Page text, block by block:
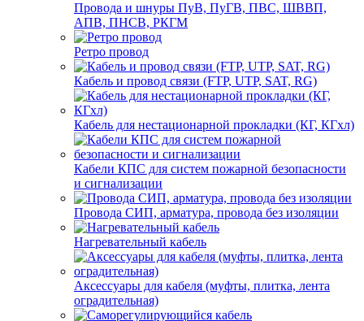
Провода и шнуры ПуВ, ПуГВ, ПВС, ШВВП,
АПВ, ПНСВ, РКГМ
Ретро провод
Кабель и провод связи (FTP, UTP, SAT, RG)
Кабель для нестационарной прокладки (КГ, КГхл)
Кабели КПС для систем пожарной безопасности
и сигнализации
Провода СИП, арматура, провода без изоляции
Нагревательный кабель
Аксессуары для кабеля (муфты, плитка, лента
оградительная)